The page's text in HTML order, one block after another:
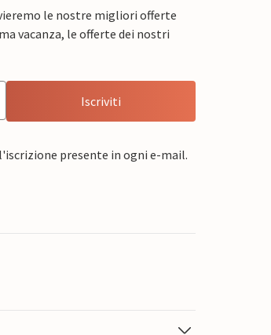
le nostre migliori offerte
vacanza, le offerte dei nostri
Iscriviti
presente in ogni e-mail.